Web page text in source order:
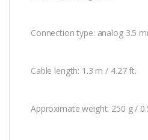
Connection type: analog 3.5
Cable length: 1.3 m / 4.27 ft.
Approximate weight: 250 g /